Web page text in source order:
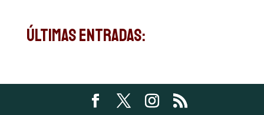
Últimas Entradas: